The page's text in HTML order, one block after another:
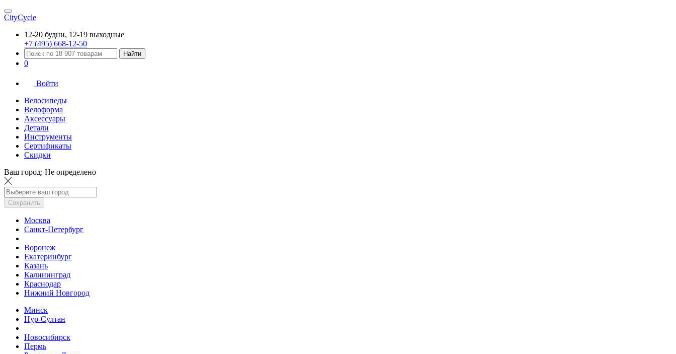
CityCycle
12-20 будни, 12-19 выходные
+7 (495) 668-12-50
Найти
0
Войти
Велосипеды
Велоформа
Аксессуары
Детали
Инструменты
Сертификаты
Скидки
Ваш город: Не определено
Сохранить
Москва
Санкт-Петербург
Воронеж
Екатеринбург
Казань
Калининград
Краснодар
Нижний Новгород
Минск
Нур-Султан
Новосибирск
Пермь